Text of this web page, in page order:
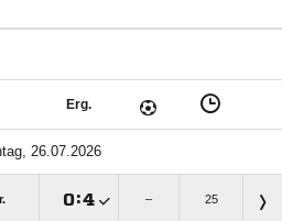
Erg.
26.07.2026
: – 25